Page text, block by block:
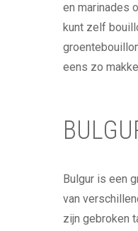
en marinades
kunt zelf
eens zo
Bulgur is een
van
zijn gebroken